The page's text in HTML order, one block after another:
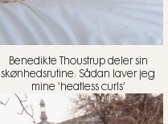
Benedikte Thoustrup deler sin
skønhedsrutine: Sådan laver jeg
mine ‘heatless curls’